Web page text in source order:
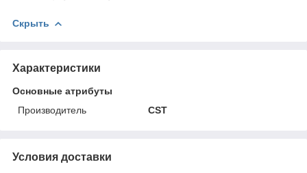
Скрыть
Характеристики
Основные атрибуты
Производитель
CST
Условия доставки